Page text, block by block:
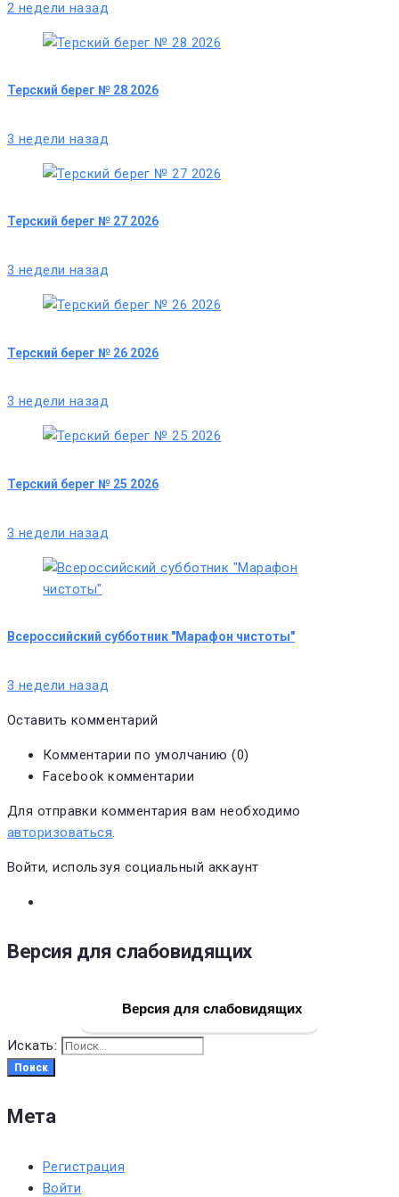
2 недели назад
Терский берег № 28 2026
3 недели назад
Терский берег № 27 2026
3 недели назад
Терский берег № 26 2026
3 недели назад
Терский берег № 25 2026
3 недели назад
Всероссийский субботник "Марафон чистоты"
3 недели назад
Оставить комментарий
Комментарии по умолчанию (0)
Facebook комментарии
Для отправки комментария вам необходимо
авторизоваться.
Войти, используя социальный аккаунт
Версия для слабовидящих
Версия для слабовидящих
Искать:
Поиск
Мета
Регистрация
Войти